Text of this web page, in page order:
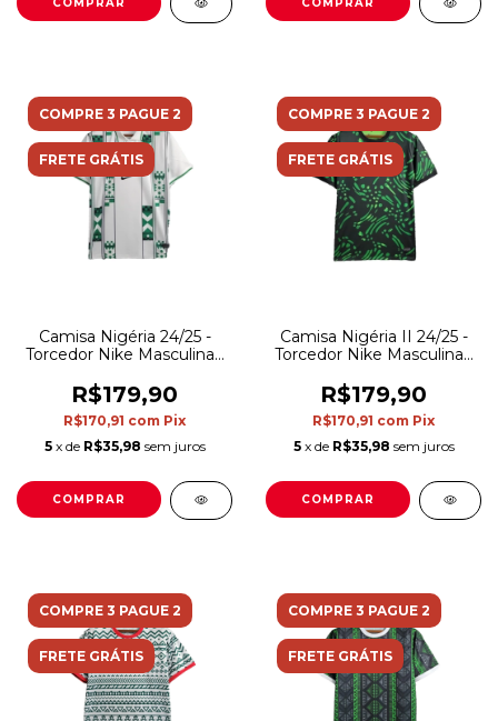
COMPRAR COMPRAR
COMPRE 3 PAGUE 2
FRETE GRÁTIS
Camisa Nigéria 24/25 -
Torcedor Nike Masculina -
verde
R$179,90
R$170,91 com Pix
5 x de R$35,98 sem juros
COMPRAR
COMPRE 3 PAGUE 2
FRETE GRÁTIS
Camisa Nigéria II 24/25 -
Torcedor Nike Masculina -
verde
R$179,90
R$170,91 com Pix
5 x de R$35,98 sem juros
COMPRAR
COMPRE 3 PAGUE 2
FRETE GRÁTIS
COMPRE 3 PAGUE 2
FRETE GRÁTIS